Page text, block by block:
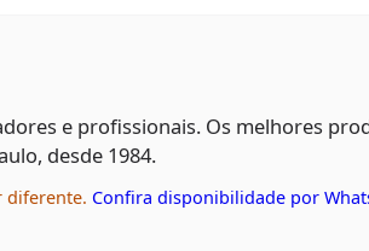
e profissionais. Os melhores
desde 1984.
diferente. Confira disponibilidade por